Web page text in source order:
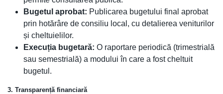
Bugetul aprobat: Publicarea bugetului final aprobat
prin hotărâre de consiliu local, cu detalierea veniturilor
și cheltuielilor.
Execuția bugetară: O raportare periodică (trimestrială
sau semestrială) a modului în care a fost cheltuit
bugetul.
3. Transparență financiară